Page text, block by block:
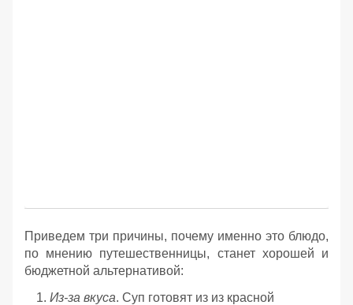
Приведем три причины, почему именно это блюдо,
по мнению путешественницы, станет хорошей и
бюджетной альтернативой:
Из-за вкуса. Суп готовят из из красной